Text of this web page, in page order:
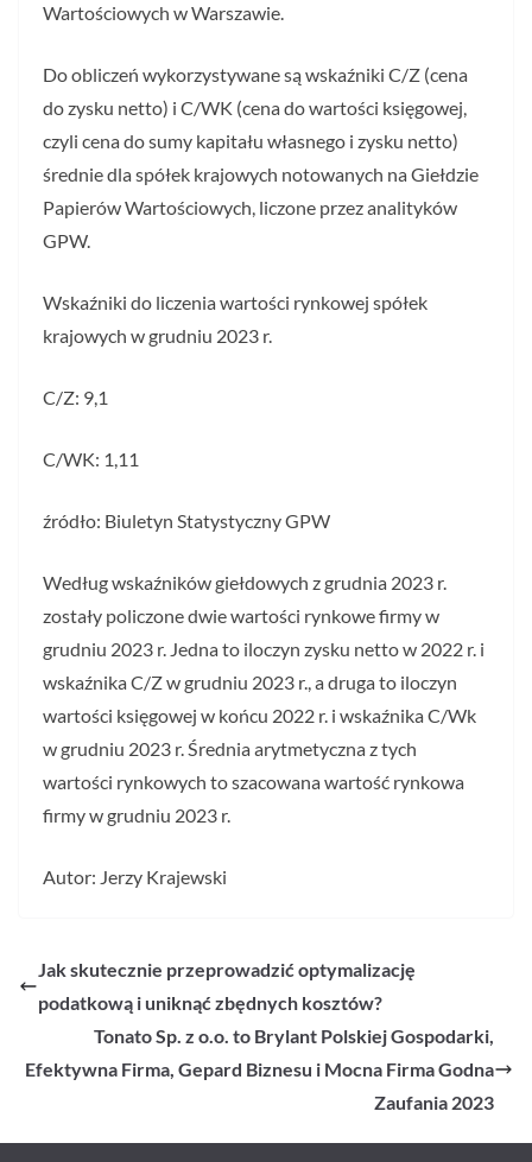
Wartościowych w Warszawie.
Do obliczeń wykorzystywane są wskaźniki C/Z (cena
do zysku netto) i C/WK (cena do wartości księgowej,
czyli cena do sumy kapitału własnego i zysku netto)
średnie dla spółek krajowych notowanych na Giełdzie
Papierów Wartościowych, liczone przez analityków
GPW.
Wskaźniki do liczenia wartości rynkowej spółek
krajowych w grudniu 2023 r.
C/Z: 9,1
C/WK: 1,11
źródło: Biuletyn Statystyczny GPW
Według wskaźników giełdowych z grudnia 2023 r.
zostały policzone dwie wartości rynkowe firmy w
grudniu 2023 r. Jedna to iloczyn zysku netto w 2022 r. i
wskaźnika C/Z w grudniu 2023 r., a druga to iloczyn
wartości księgowej w końcu 2022 r. i wskaźnika C/Wk
w grudniu 2023 r. Średnia arytmetyczna z tych
wartości rynkowych to szacowana wartość rynkowa
firmy w grudniu 2023 r.
Autor: Jerzy Krajewski
Jak skutecznie przeprowadzić optymalizację
podatkową i uniknąć zbędnych kosztów?
Tonato Sp. z o.o. to Brylant Polskiej Gospodarki,
Efektywna Firma, Gepard Biznesu i Mocna Firma Godna
Zaufania 2023